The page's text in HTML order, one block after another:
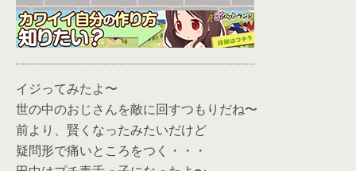
イジってみたよ〜
世の中のおじさんを敵に回すつもりだね〜
前より、賢くなったみたいだけど
疑問形で痛いところをつく・・・